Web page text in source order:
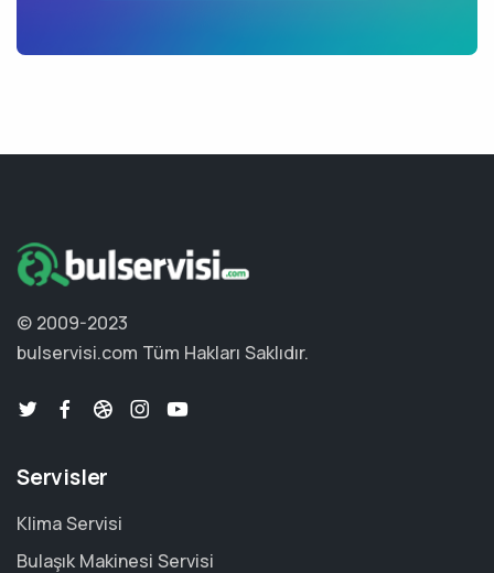
© 2009-2023
bulservisi.com Tüm Hakları Saklıdır.
Servisler
Klima Servisi
Bulaşık Makinesi Servisi